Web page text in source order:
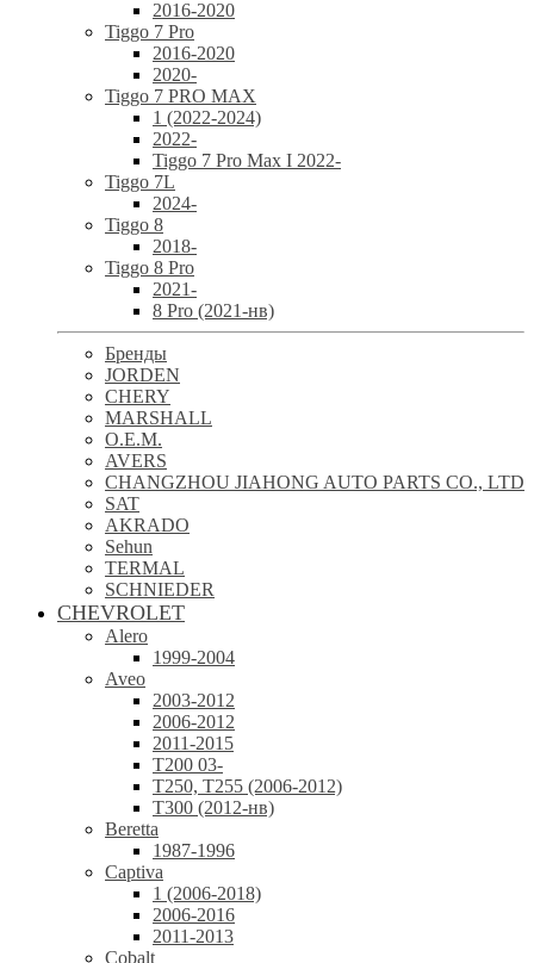
2016-2020
Tiggo 7 Pro
2016-2020
2020-
Tiggo 7 PRO MAX
1 (2022-2024)
2022-
Tiggo 7 Pro Max I 2022-
Tiggo 7L
2024-
Tiggo 8
2018-
Tiggo 8 Pro
2021-
8 Pro (2021-нв)
Бренды
JORDEN
CHERY
MARSHALL
O.E.M.
AVERS
CHANGZHOU JIAHONG AUTO PARTS CO., LTD
SAT
AKRADO
Sehun
TERMAL
SCHNIEDER
CHEVROLET
Alero
1999-2004
Aveo
2003-2012
2006-2012
2011-2015
T200 03-
T250, T255 (2006-2012)
T300 (2012-нв)
Beretta
1987-1996
Captiva
1 (2006-2018)
2006-2016
2011-2013
Cobalt